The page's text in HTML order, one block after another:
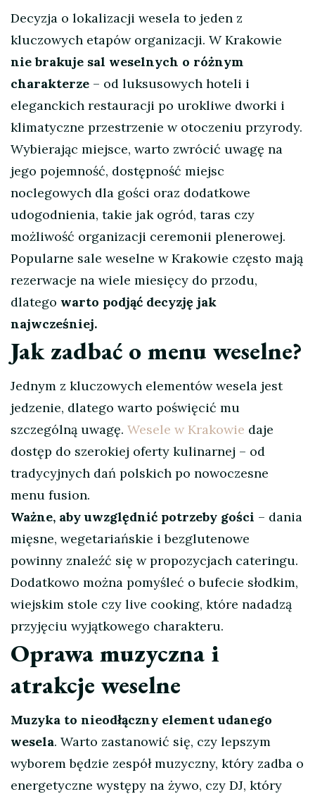
Decyzja o lokalizacji wesela to jeden z
kluczowych etapów organizacji. W Krakowie
nie brakuje sal weselnych o różnym
charakterze – od luksusowych hoteli i
eleganckich restauracji po urokliwe dworki i
klimatyczne przestrzenie w otoczeniu przyrody.
Wybierając miejsce, warto zwrócić uwagę na
jego pojemność, dostępność miejsc
noclegowych dla gości oraz dodatkowe
udogodnienia, takie jak ogród, taras czy
możliwość organizacji ceremonii plenerowej.
Popularne sale weselne w Krakowie często mają
rezerwacje na wiele miesięcy do przodu,
dlatego warto podjąć decyzję jak
najwcześniej.
Jak zadbać o menu weselne?
Jednym z kluczowych elementów wesela jest
jedzenie, dlatego warto poświęcić mu
szczególną uwagę. Wesele w Krakowie daje
dostęp do szerokiej oferty kulinarnej – od
tradycyjnych dań polskich po nowoczesne
menu fusion.
Ważne, aby uwzględnić potrzeby gości – dania
mięsne, wegetariańskie i bezglutenowe
powinny znaleźć się w propozycjach cateringu.
Dodatkowo można pomyśleć o bufecie słodkim,
wiejskim stole czy live cooking, które nadadzą
przyjęciu wyjątkowego charakteru.
Oprawa muzyczna i
atrakcje weselne
Muzyka to nieodłączny element udanego
wesela. Warto zastanowić się, czy lepszym
wyborem będzie zespół muzyczny, który zadba o
energetyczne występy na żywo, czy DJ, który